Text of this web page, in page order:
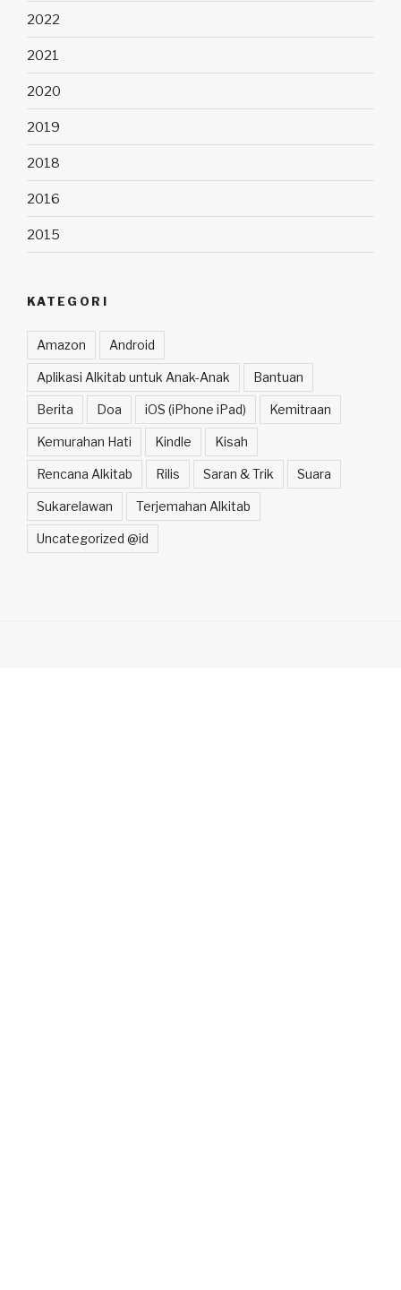
2022
2021
2020
2019
2018
2016
2015
KATEGORI
Amazon Android
Aplikasi Alkitab untuk Anak-Anak Bantuan
Berita Doa iOS (iPhone iPad) Kemitraan
Kemurahan Hati Kindle Kisah
Rencana Alkitab Rilis Saran & Trik Suara
Sukarelawan Terjemahan Alkitab
Uncategorized @id